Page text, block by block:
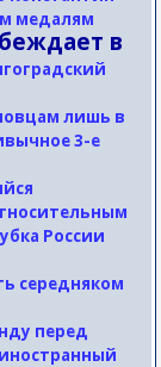
медалям
в
лишь в
3-е
России
середняком
перед